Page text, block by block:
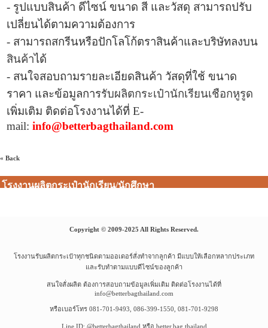
- รูปแบบสินค้า ดีไซน์ ขนาด สี และวัสดุ สามารถปรับ
เปลี่ยนได้ตามความต้องการ
- สามารถสกรีนหรือปักโลโก้ตราสินค้าและบริษัทลงบน
สินค้าได้
- สนใจสอบถามรายละเอียดสินค้า วัสดุที่ใช้ ขนาด
ราคา และข้อมูลการรับผลิตกระเป๋านักเรียนเชือกหูรูด
เพิ่มเติม ติดต่อโรงงานได้ที่E-
mail:info@betterbagthailand.com
« Back
โรงงานผลิตกระเป๋านักเรียน/นักศึกษา
Copyright © 2009-2025 All Rights Reserved.
โรงงานรับผลิตกระเป๋าทุกชนิดตามออเดอร์สั่งทำจากลูกค้า มีแบบให้เลือกหลากประเภท
และรับทำตามแบบดีไซน์ของลูกค้า
สนใจสั่งผลิต ต้องการสอบถามข้อมูลเพิ่มเติม ติดต่อโรงงานได้ที่
info@betterbagthailand.com
หรือเบอร์โทร 081-701-9493, 086-399-1550, 081-701-9298
Line ID: @betterbagthailand หรือ better.bag.thailand